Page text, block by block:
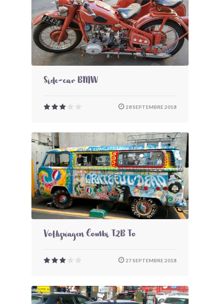
Side-car BMW
28 SEPTEMBRE 2018
Volkswagen Combi T2B To
27 SEPTEMBRE 2018